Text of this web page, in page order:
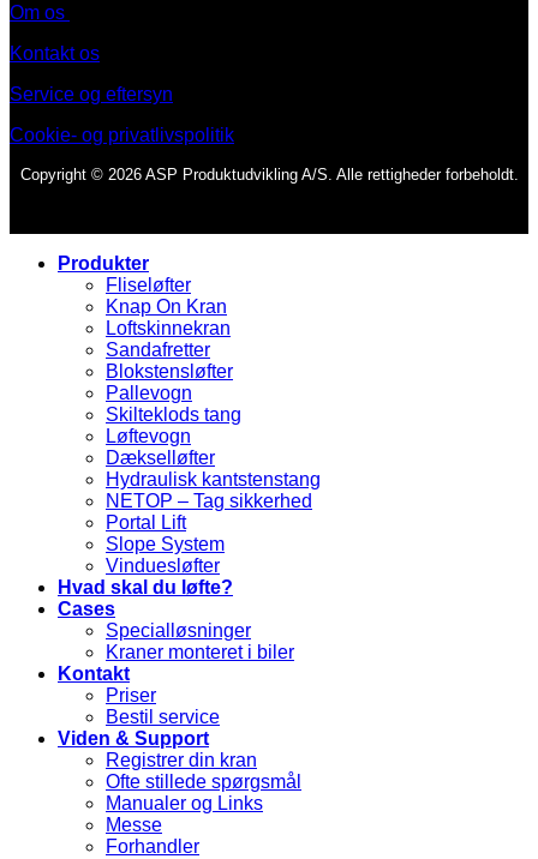
Om os
Kontakt os
Service og eftersyn
Cookie- og privatlivspolitik
Copyright © 2026 ASP Produktudvikling A/S. Alle rettigheder forbeholdt.
Produkter
Fliseløfter
Knap On Kran
Loftskinnekran
Sandafretter
Blokstensløfter
Pallevogn
Skilteklods tang
Løftevogn
Dækselløfter
Hydraulisk kantstenstang
NETOP – Tag sikkerhed
Portal Lift
Slope System
Vinduesløfter
Hvad skal du løfte?
Cases
Specialløsninger
Kraner monteret i biler
Kontakt
Priser
Bestil service
Viden & Support
Registrer din kran
Ofte stillede spørgsmål
Manualer og Links
Messe
Forhandler